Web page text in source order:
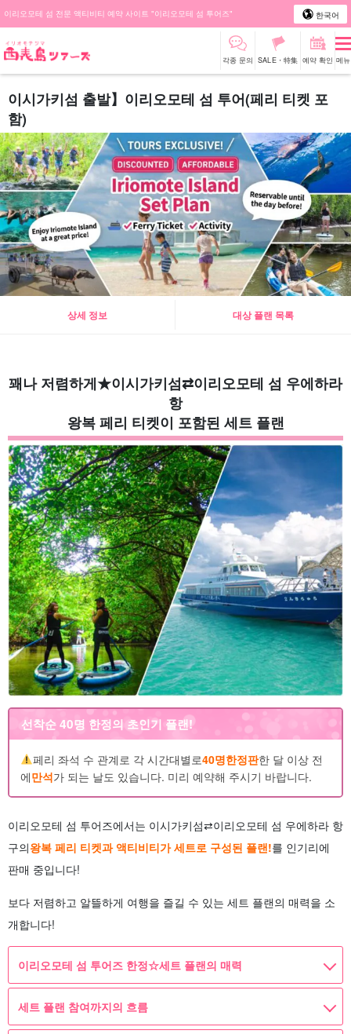
이리오모테 섬 전문 액티비티 예약 사이트 "이리오모테 섬 투어즈" 한국어
각종 문의 SALE・特集 예약 확인 메뉴
이시가키섬 출발】이리오모테 섬 투어(페리 티켓 포
함)
상세 정보 대상 플랜 목록
꽤나 저렴하게★이시가키섬⇄이리오모테 섬 우에하라
항
왕복 페리 티켓이 포함된 세트 플랜
선착순 40명 한정의 초인기 플랜!
페리 좌석 수 관계로 각 시간대별로40명한정판한 달 이상 전
에만석가 되는 날도 있습니다. 미리 예약해 주시기 바랍니다.
이리오모테 섬 투어즈에서는 이시가키섬⇄이리오모테 섬 우에하라 항
구의왕복 페리 티켓과 액티비티가 세트로 구성된 플랜!를 인기리에
판매 중입니다!
보다 저렴하고 알뜰하게 여행을 즐길 수 있는 세트 플랜의 매력을 소
개합니다!
이리오모테 섬 투어즈 한정☆세트 플랜의 매력
세트 플랜 참여까지의 흐름